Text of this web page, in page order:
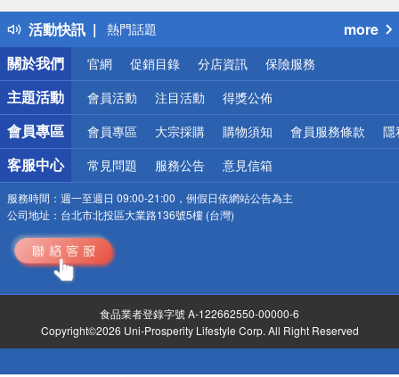
活動快訊
得獎公告
熱門話題
銀行優惠
偏遠地區配送
詐騙網頁！請小心！
more
關於我們
官網 促銷目錄 分店資訊 保險服務
主題活動 會員活動 注目活動 得獎公佈
會員專區 會員專區 大宗採購 購物須知 會員服務條款 隱
客服中心 常見問題 服務公告 意見信箱
服務時間： 週一至週日 09:00-21:00，例假日依網站公告為主
公司地址： 台北市北投區大業路136號5樓 (台灣)
食品業者登錄字號 A-122662550-00000-6
Copyright©2026 Uni-Prosperity Lifestyle Corp. All Right Reserved